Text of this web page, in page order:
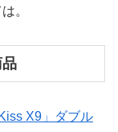
。
X9」ダブル